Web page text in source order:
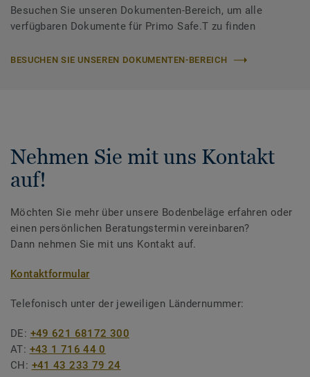
Besuchen Sie unseren Dokumenten-Bereich, um alle
verfügbaren Dokumente für Primo Safe.T zu finden
BESUCHEN SIE UNSEREN DOKUMENTEN-BEREICH
Nehmen Sie mit uns Kontakt
auf!
Möchten Sie mehr über unsere Bodenbeläge erfahren oder
einen persönlichen Beratungstermin vereinbaren?
Dann nehmen Sie mit uns Kontakt auf.
Kontaktformular
Telefonisch unter der jeweiligen Ländernummer:
DE: +49 621 68172 300
AT: +43 1 716 44 0
CH: +41 43 233 79 24